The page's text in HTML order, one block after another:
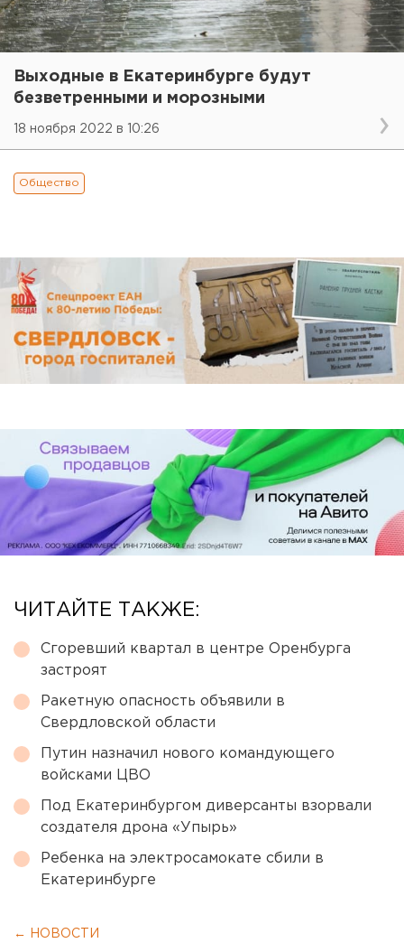
Выходные в Екатеринбурге будут
безветренными и морозными
18 ноября 2022 в 10:26
Общество
ЧИТАЙТЕ ТАКЖЕ:
Сгоревший квартал в центре Оренбурга
застроят
Ракетную опасность объявили в
Свердловской области
Путин назначил нового командующего
войсками ЦВО
Под Екатеринбургом диверсанты взорвали
создателя дрона «Упырь»
Ребенка на электросамокате сбили в
Екатеринбурге
← НОВОСТИ